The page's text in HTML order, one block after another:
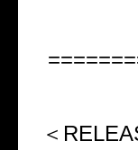
＜